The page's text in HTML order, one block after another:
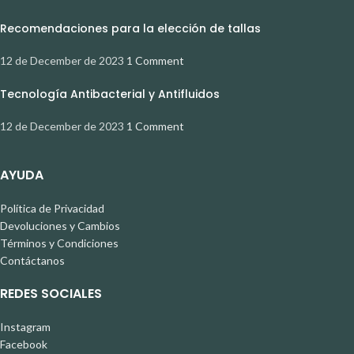
Recomendaciones para la elección de tallas
12 de December de 2023 1 Comment
Tecnología Antibacterial y Antifluidos
12 de December de 2023 1 Comment
AYUDA
Política de Privacidad
Devoluciones y Cambios
Términos y Condiciones
Contáctanos
REDES SOCIALES
Instagram
Facebook